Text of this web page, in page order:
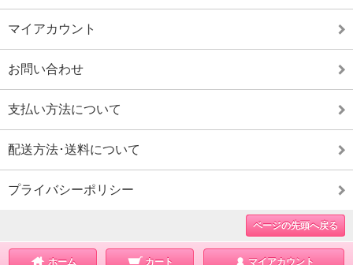
マイアカウント
お問い合わせ
支払い方法について
配送方法･送料について
プライバシーポリシー
ページの先頭へ戻る
ホーム カート マイアカウント